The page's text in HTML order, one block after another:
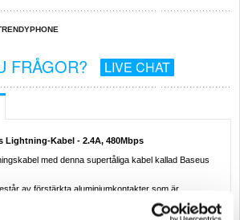
FRÅGOR? LIVE CHAT
Lightning-Kabel - 2.4A, 480Mbps
med denna supertåliga kabel kallad Baseus
av förstärkta aluminiumkontakter som är
stöd för snabbladdning med upp till 2,4A.